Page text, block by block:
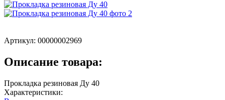
Артикул: 00000002969
Описание товара:
Прокладка резиновая Ду 40
Характеристики: